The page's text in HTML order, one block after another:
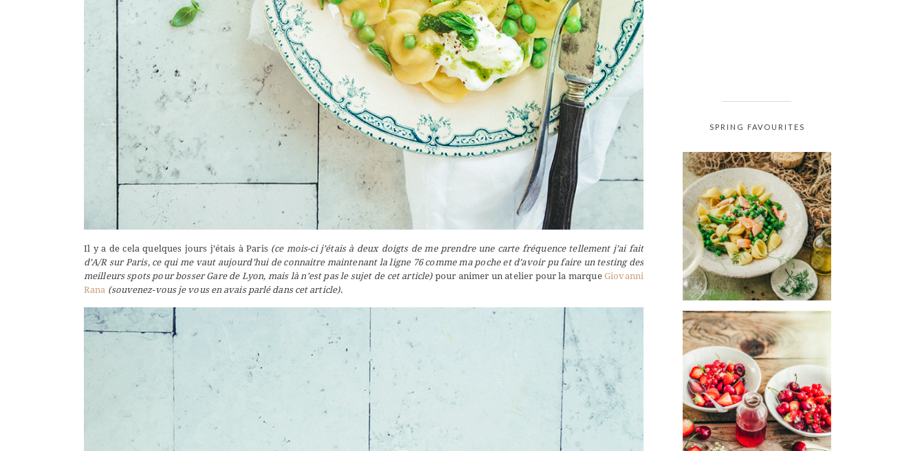
Il y a de cela quelques jours j’étais à Paris (ce mois-ci j’étais à deux doigts de me prendre une carte fréquence tellement j’ai fait
d’A/R sur Paris, ce qui me vaut aujourd’hui de connaitre maintenant la ligne 76 comme ma poche et d’avoir pu faire un testing des
meilleurs spots pour bosser Gare de Lyon, mais là n’est pas le sujet de cet article) pour animer un atelier pour la marqueGiovanni
Rana (souvenez-vous je vous en avais parlé dans cet article).
SPRING FAVOURITES